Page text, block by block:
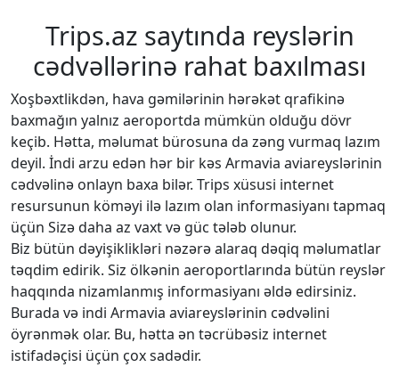
Trips.az saytında reyslərin
cədvəllərinə rahat baxılması
Xoşbəxtlikdən, hava gəmilərinin hərəkət qrafikinə
baxmağın yalnız aeroportda mümkün olduğu dövr
keçib. Hətta, məlumat bürosuna da zəng vurmaq lazım
deyil. İndi arzu edən hər bir kəs Armavia aviareyslərinin
cədvəlinə onlayn baxa bilər. Trips xüsusi internet
resursunun köməyi ilə lazım olan informasiyanı tapmaq
üçün Sizə daha az vaxt və güc tələb olunur.
Biz bütün dəyişiklikləri nəzərə alaraq dəqiq məlumatlar
təqdim edirik. Siz ölkənin aeroportlarında bütün reyslər
haqqında nizamlanmış informasiyanı əldə edirsiniz.
Burada və indi Armavia aviareyslərinin cədvəlini
öyrənmək olar. Bu, hətta ən təcrübəsiz internet
istifadəçisi üçün çox sadədir.